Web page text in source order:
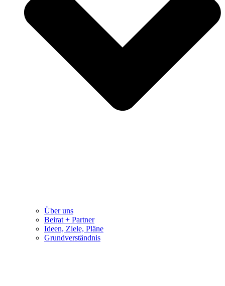
Über uns
Beirat + Partner
Ideen, Ziele, Pläne
Grundverständnis